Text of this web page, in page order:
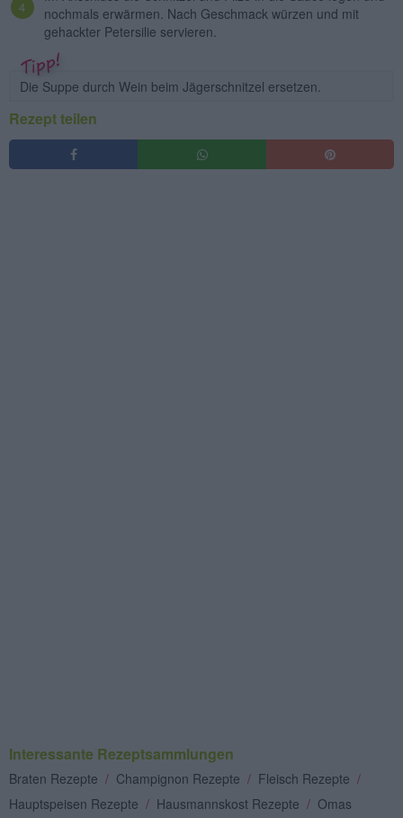
nochmals erwärmen. Nach Geschmack würzen und mit
gehackter Petersilie servieren.
Die Suppe durch Wein beim Jägerschnitzel ersetzen.
Rezept teilen
Interessante Rezeptsammlungen
Braten Rezepte / Champignon Rezepte / Fleisch Rezepte /
Hauptspeisen Rezepte / Hausmannskost Rezepte / Omas